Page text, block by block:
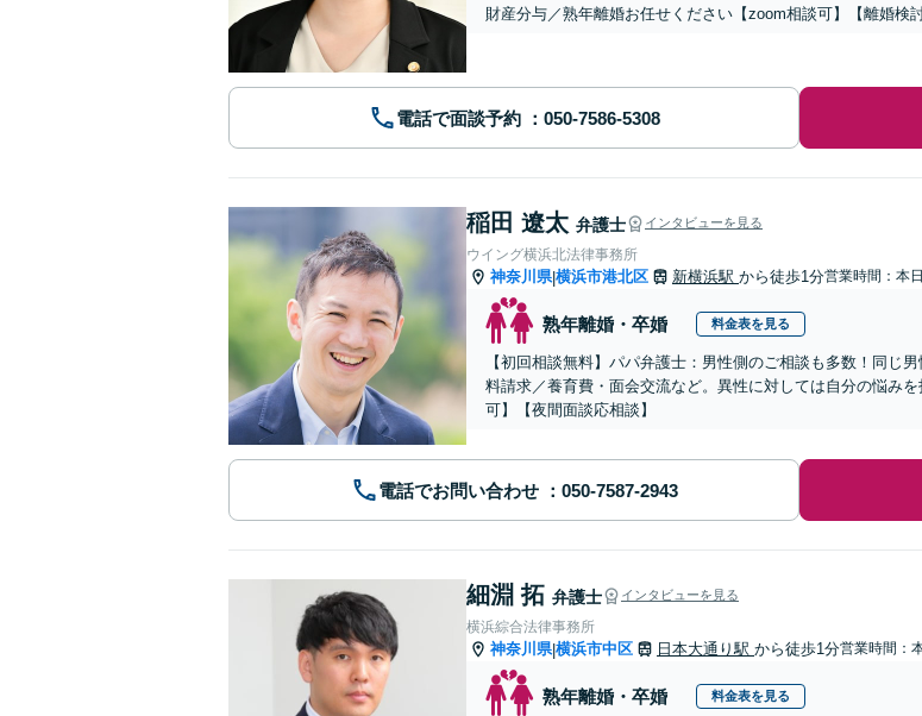
財産分与／熟年離婚お任せください【zoom相談可】【離婚検
電話で面談予約
稲田 遼太 弁護士 インタビューを見る
ウイング横浜北法律事務所
神奈川県|横浜市港北区 新横浜駅 から徒歩1分営業時間：本
熟年離婚・卒婚 料金表を見る
【初回相談無料】パパ弁護士：男性側のご相談も多数！同じ
料請求／養育費・面会交流など。異性に対しては自分の悩み
可】【夜間面談応相談】
電話でお問い合わせ
細淵 拓 弁護士 インタビューを見る
横浜綜合法律事務所
神奈川県|横浜市中区 日本大通り駅 から徒歩1分営業時間：
熟年離婚・卒婚 料金表を見る